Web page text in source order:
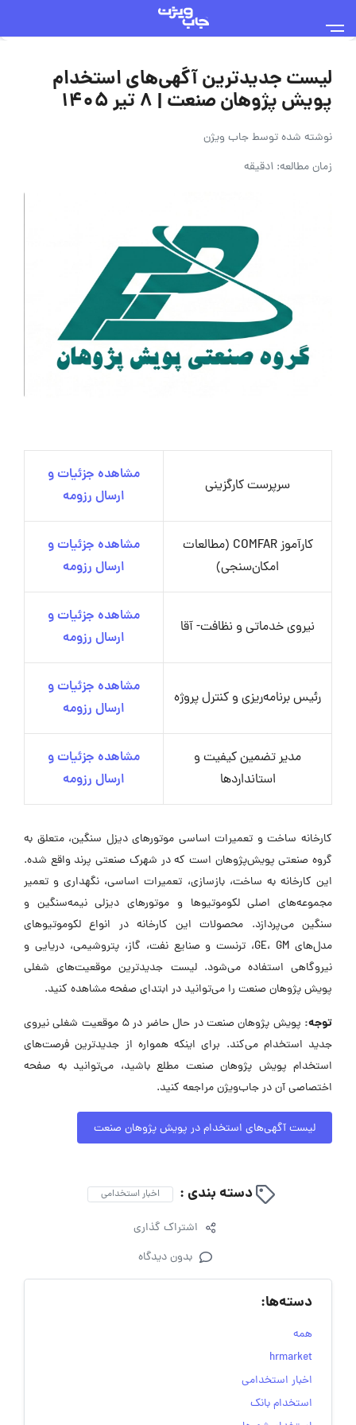
لیست جدیدترین آگهی‌های استخدام
پویش پژوهان صنعت | ۸ تیر ۱۴۰۵
نوشته شده توسطجاب ویژن
زمان مطالعه: 1دقیقه
سرپرست کارگزینی
مشاهده جزئیات و
ارسال رزومه
کارآموز COMFAR (مطالعات
امکان‌سنجی)
مشاهده جزئیات و
ارسال رزومه
نیروی خدماتی و نظافت- آقا
مشاهده جزئیات و
ارسال رزومه
رئیس برنامه‌ریزی و کنترل پروژه
مشاهده جزئیات و
ارسال رزومه
مدیر تضمین کیفیت و
استانداردها
مشاهده جزئیات و
ارسال رزومه
کارخانه ساخت و تعمیرات اساسی موتورهای دیزل سنگین، متعلق به
گروه صنعتی پویش‌پژوهان است که در شهرک صنعتی پرند واقع شده.
این کارخانه به ساخت، بازسازی، تعمیرات اساسی، نگهداری و تعمیر
مجموعه‌های اصلی لکوموتیوها و موتورهای دیزلی نیمه‌سنگین و
سنگین می‌پردازد. محصولات این کارخانه در انواع لکوموتیوهای
مدل‌های GE، GM، ترنست و صنایع نفت، گاز، پتروشیمی، دریایی و
نیروگاهی استفاده می‌شود. لیست جدیدترین موقعیت‌های شغلی
پویش پژوهان صنعت را می‌توانید در ابتدای صفحه مشاهده کنید.
توجه:
پویش پژوهان صنعت در حال حاضر در ۵ موقعیت شغلی نیروی
جدید استخدام می‌کند. برای اینکه همواره از جدیدترین فرصت‌های
استخدام پویش پژوهان صنعت مطلع باشید، می‌توانید به صفحه
اختصاصی آن در جاب‌ویژن مراجعه کنید.
لیست آگهی‌های استخدام در پویش پژوهان صنعت
دسته بندی : اخبار استخدامی
اشتراک گذاری
بدون دیدگاه
دسته‌ها:
همه
hrmarket
اخبار استخدامی
استخدام بانک